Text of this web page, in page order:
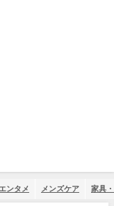
エンタメ メンズケア 家具